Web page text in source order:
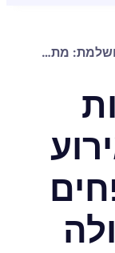
7 סיבות מדהימות לבחור חבילת אירוע מושלמת: מתנפחים וציוד נלווה בעפולה